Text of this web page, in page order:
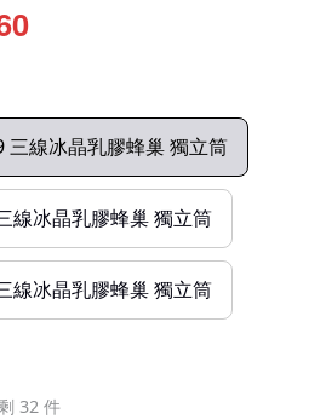
三線冰晶乳膠蜂巢 獨立筒
線冰晶乳膠蜂巢 獨立筒
線冰晶乳膠蜂巢 獨立筒
32 件